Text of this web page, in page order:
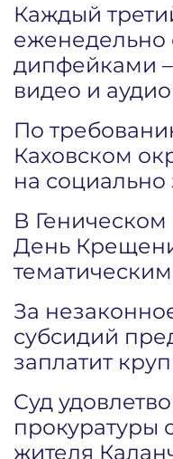
Каждый
еженедельно
дипфейками
видео и аудио
По
Каховском
на
В Геническом
День
За
субсидий
заплатит
Суд
прокуратуры
жителя